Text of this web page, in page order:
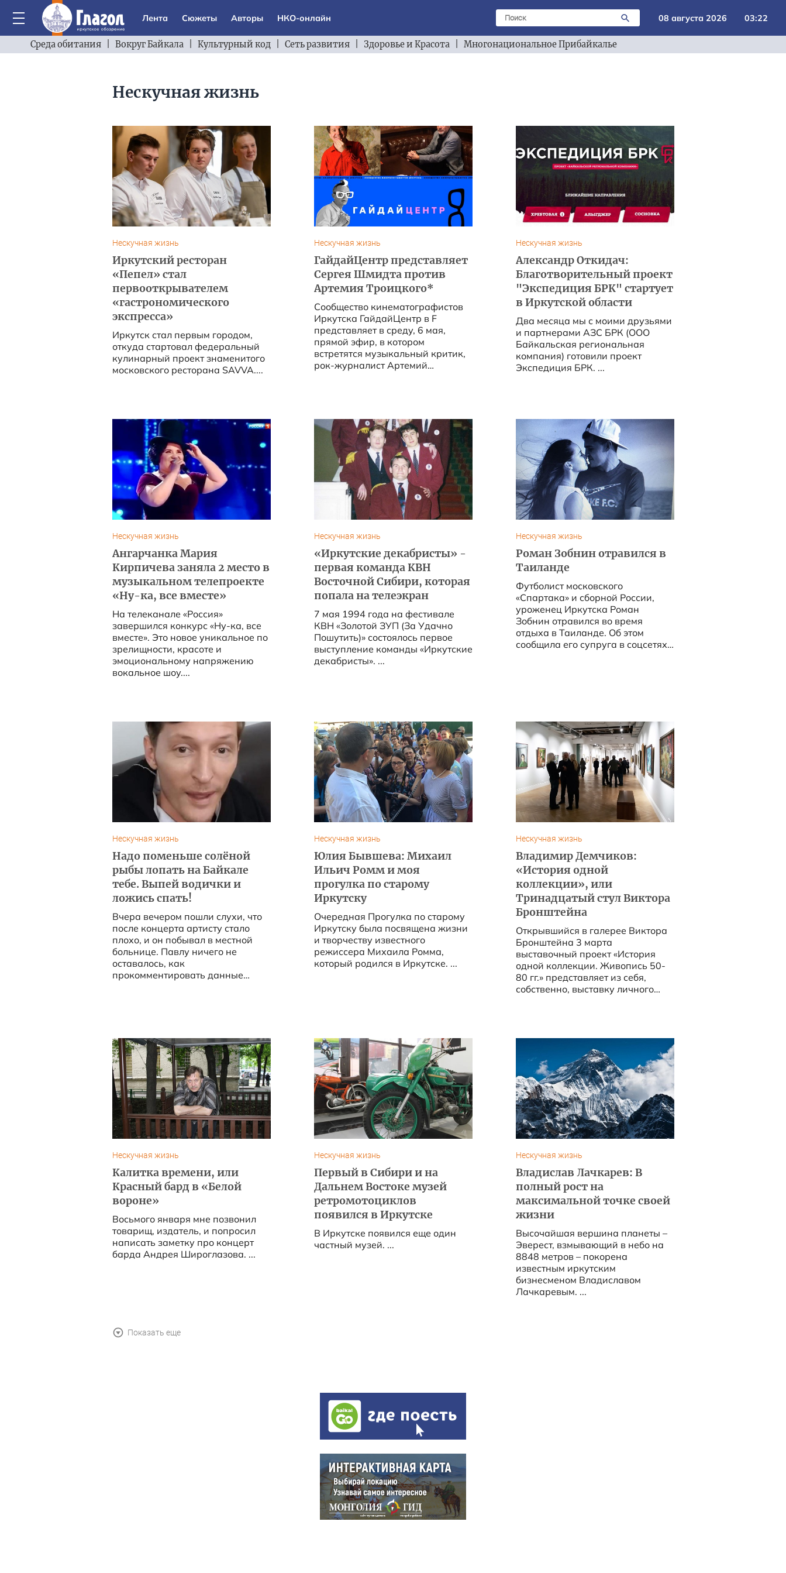
Лента Сюжеты Авторы НКО-онлайн 08 августа 2026 03:22
Среда обитания Вокруг Байкала Культурный код Сеть развития Здоровье и Красота Многонациональное Прибайкалье
Нескучная жизнь
Нескучная жизнь
Иркутский ресторан
«Пепел» стал
первооткрывателем
«гастрономического
экспресса»
Иркутск стал первым городом,
откуда стартовал федеральный
кулинарный проект знаменитого
московского ресторана SAVVA....
Нескучная жизнь
ГайдайЦентр представляет
Сергея Шмидта против
Артемия Троицкого*
Сообщество кинематографистов
Иркутска ГайдайЦентр в F
представляет в среду, 6 мая,
прямой эфир, в котором
встретятся музыкальный критик,
рок-журналист Артемий
Нескучная жизнь
Александр Откидач:
Благотворительный проект
"Экспедиция БРК" стартует
в Иркутской области
Два месяца мы с моими друзьями
и партнерами АЗС БРК (ООО
Байкальская региональная
компания) готовили проект
Экспедиция БРК. ...
Нескучная жизнь
Ангарчанка Мария
Кирпичева заняла 2 место в
музыкальном телепроекте
«Ну-ка, все вместе»
На телеканале «Россия»
завершился конкурс «Ну-ка, все
вместе». Это новое уникальное по
зрелищности, красоте и
эмоциональному напряжению
вокальное шоу....
Нескучная жизнь
«Иркутские декабристы» -
первая команда КВН
Восточной Сибири, которая
попала на телеэкран
7 мая 1994 года на фестивале
КВН «Золотой ЗУП (За Удачно
Пошутить)» состоялось первое
выступление команды «Иркутские
декабристы». ...
Нескучная жизнь
Роман Зобнин отравился в
Таиланде
Футболист московского
«Спартака» и сборной России,
уроженец Иркутска Роман
Зобнин отравился во время
отдыха в Таиланде. Об этом
сообщила его супруга в соцсетях.
Нескучная жизнь
Надо поменьше солёной
рыбы лопать на Байкале
тебе. Выпей водички и
ложись спать!
Вчера вечером пошли слухи, что
после концерта артисту стало
плохо, и он побывал в местной
больнице. Павлу ничего не
оставалось, как
прокомментировать данные
Нескучная жизнь
Юлия Бывшева: Михаил
Ильич Ромм и моя
прогулка по старому
Иркутску
Очередная Прогулка по старому
Иркутску была посвящена жизни
и творчеству известного
режиссера Михаила Ромма,
который родился в Иркутске. ...
Нескучная жизнь
Владимир Демчиков:
«История одной
коллекции», или
Тринадцатый стул Виктора
Бронштейна
Открывшийся в галерее Виктора
Бронштейна 3 марта
выставочный проект «История
одной коллекции. Живопись 50-
80 гг.» представляет из себя,
собственно, выставку личного
Нескучная жизнь
Калитка времени, или
Красный бард в «Белой
вороне»
Восьмого января мне позвонил
товарищ, издатель, и попросил
написать заметку про концерт
барда Андрея Широглазова. ...
Нескучная жизнь
Первый в Сибири и на
Дальнем Востоке музей
ретромотоциклов
появился в Иркутске
В Иркутске появился еще один
частный музей. ...
Нескучная жизнь
Владислав Лачкарев: В
полный рост на
максимальной точке своей
жизни
Высочайшая вершина планеты –
Эверест, взмывающий в небо на
8848 метров – покорена
известным иркутским
бизнесменом Владиславом
Лачкаревым. ...
Показать еще